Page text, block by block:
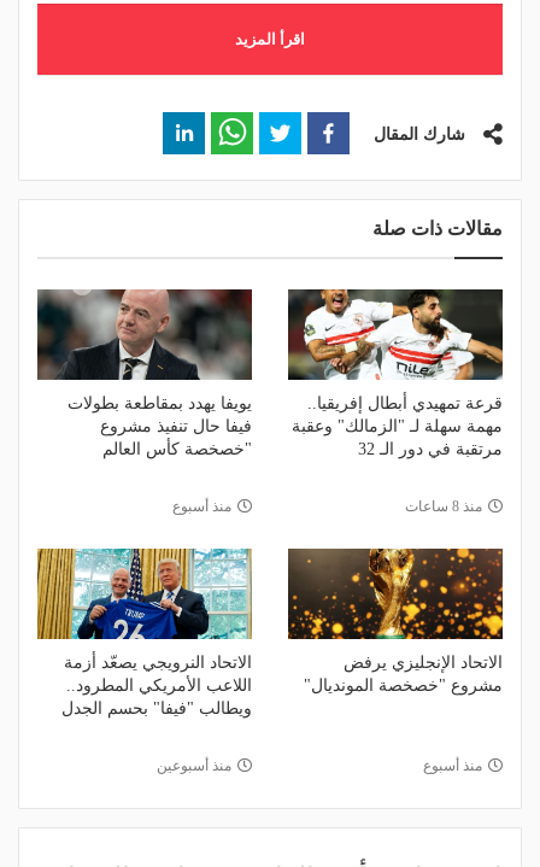
اقرأ المزيد
شارك المقال
مقالات ذات صلة
قرعة تمهيدي أبطال إفريقيا..
مهمة سهلة لـ "الزمالك" وعقبة
مرتقبة في دور الـ 32
منذ 8 ساعات
يويفا يهدد بمقاطعة بطولات
فيفا حال تنفيذ مشروع
"خصخصة كأس العالم
منذ أسبوع
الاتحاد الإنجليزي يرفض
مشروع "خصخصة المونديال"
منذ أسبوع
الاتحاد النرويجي يصعّد أزمة
اللاعب الأمريكي المطرود..
ويطالب "فيفا" بحسم الجدل
منذ أسبوعين